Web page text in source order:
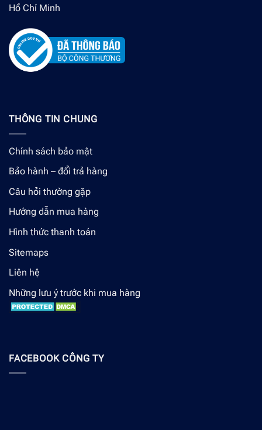
Hồ Chí Minh
THÔNG TIN CHUNG
Chính sách bảo mật
Bảo hành – đổi trả hàng
Câu hỏi thường gặp
Hướng dẫn mua hàng
Hình thức thanh toán
Sitemaps
Liên hệ
Những lưu ý trước khi mua hàng
FACEBOOK CÔNG TY